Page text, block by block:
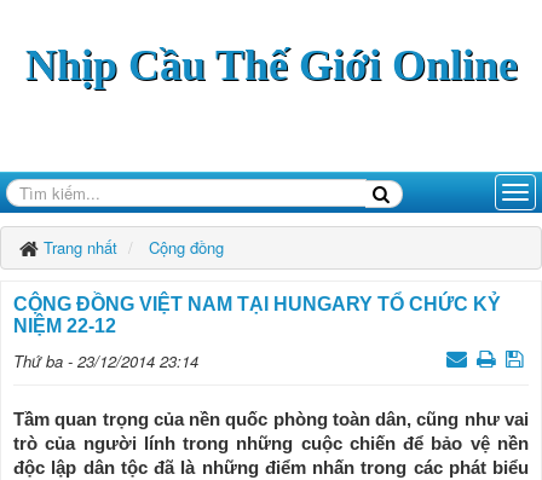
Nhịp Cầu Thế Giới Online
Trang nhất Cộng đồng
CỘNG ĐỒNG VIỆT NAM TẠI HUNGARY TỔ CHỨC KỶ
NIỆM 22-12
Thứ ba - 23/12/2014 23:14
Tầm quan trọng của nền quốc phòng toàn dân, cũng như vai
trò của người lính trong những cuộc chiến để bảo vệ nền
độc lập dân tộc đã là những điểm nhấn trong các phát biểu